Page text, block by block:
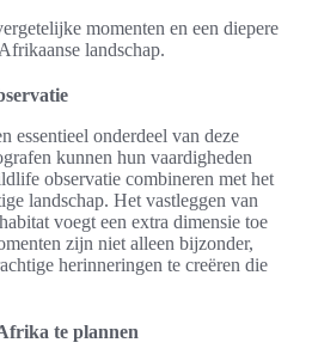
momenten en een diepere
landschap.
essentieel onderdeel van deze
kunnen hun vaardigheden
observatie combineren met het
landschap. Het vastleggen van
voegt een extra dimensie toe
zijn niet alleen bijzonder,
herinneringen te creëren die
te plannen